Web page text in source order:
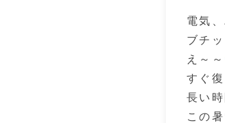
電気
ブチ
え～～
すぐ
長い
この